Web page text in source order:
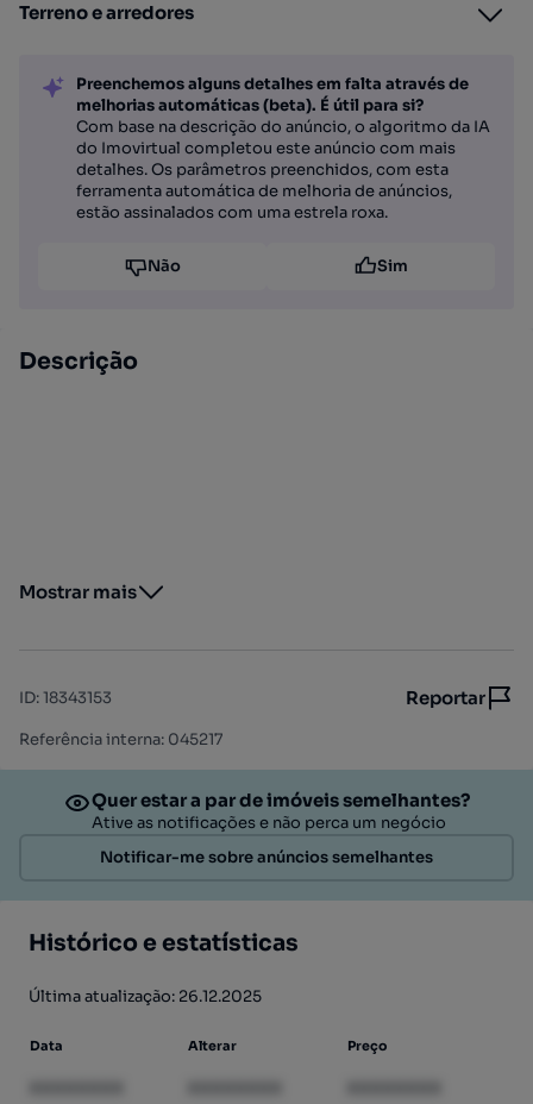
Terreno e arredores
Preenchemos alguns detalhes em falta através de
melhorias automáticas (beta). É útil para si?
Com base na descrição do anúncio, o algoritmo da IA
do Imovirtual completou este anúncio com mais
detalhes. Os parâmetros preenchidos, com esta
ferramenta automática de melhoria de anúncios,
estão assinalados com uma estrela roxa.
Não Sim
Descrição
Mostrar mais
ID:18343153 Reportar
Referência interna: 045217
Quer estar a par de imóveis semelhantes?
Ative as notificações e não perca um negócio
Notificar-me sobre anúncios semelhantes
Histórico e estatísticas
Última atualização: 26.12.2025
Data Alterar Preço